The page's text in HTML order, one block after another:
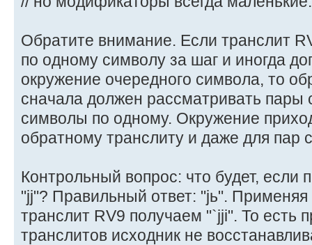
Обратите внимание. Если транслит
по одному символу за шаг и иногда
окружение очередного символа, то
сначала должен рассматривать пары
символы по одному. Окружение
обратному транслиту и даже для пар
Контрольный вопрос: что будет, если
"jj"? Правильный ответ: "jь". Применяя
транслит RV9 получаем "`jji". То есть
транслитов исходник не